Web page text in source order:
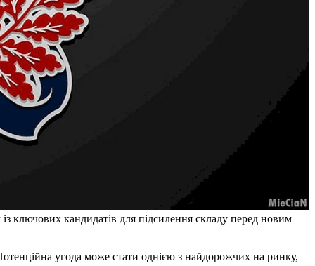
ключових кандидатів для підсилення складу перед новим
угода може стати однією з найдорожчих на ринку,